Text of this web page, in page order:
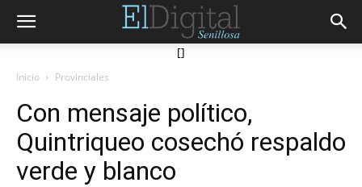
[]
Inicio Provinciales
Con mensaje político,
Quintriqueo cosechó respaldo
verde y blanco